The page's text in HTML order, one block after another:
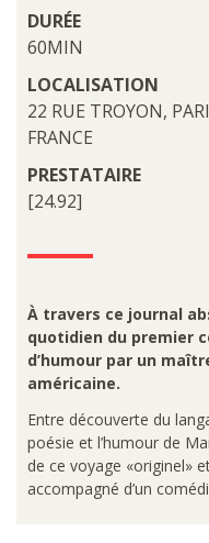
DURÉE
60MIN
LOCALISATION
22 RUE TROYON,
FRANCE
PRESTATAIRE
[24.92]
À travers ce journal
quotidien du premier
d’humour par un
américaine.
Entre découverte du
poésie et l’humour de
de ce voyage «originel»
accompagné d’un